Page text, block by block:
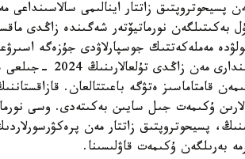
زاتتار اينالىمى سالاسىنداعى
بەكىتىلگەن نورماتيۆتەر شەگىندە زاڭدى
مەملەكەتتىك جوسپارلاۋدى جۇزەگە
جوبا قازاقستاننىڭ ءوندىرۋشى
قامتاماسىز ەتۋگە باعىتتالعان.
ۇكىمەت جىل سايىن بەكىتەدى. وسى
پسيحوتروپتىق زاتتار مەن
بەرىلگەن ۇكىمەت قاۋلىسىنا.